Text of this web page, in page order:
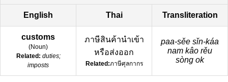
English Thai Transliteration
customs
(Noun)
Related: duties;
imposts
ภาษีสินค้านำเข้า
หรือส่งออก
Related:ภาษีศุลกากร
paa-sěe sǐn-káa
nam kâo rěu
sòng ok